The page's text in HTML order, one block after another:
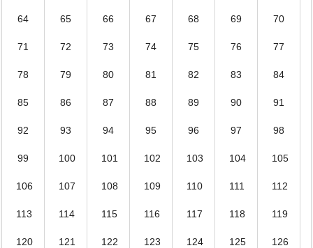
64 65 66 67 68 69 70
71 72 73 74 75 76 77
78 79 80 81 82 83 84
85 86 87 88 89 90 91
92 93 94 95 96 97 98
99 100 101 102 103 104 105
106 107 108 109 110 111 112
113 114 115 116 117 118 119
120 121 122 123 124 125 126